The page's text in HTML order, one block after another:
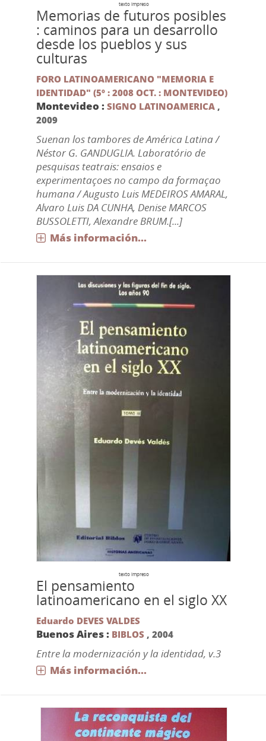
texto impreso
Memorias de futuros posibles
: caminos para un desarrollo
desde los pueblos y sus
culturas
FORO LATINOAMERICANO "MEMORIA E
IDENTIDAD" (5º : 2008 OCT. : MONTEVIDEO)
Montevideo : SIGNO LATINOAMERICA,
2009
Suenan los tambores de América Latina /
Néstor G. GANDUGLIA. Laboratório de
pesquisas teatrais: ensaios e
experimentaçoes no campo da formaçao
humana / Augusto Luis MEDEIROS AMARAL,
Alvaro Luis DA CUNHA, Denise MARCOS
BUSSOLETTI, Alexandre BRUM.[...]
Más información...
texto impreso
El pensamiento
latinoamericano en el siglo XX
Eduardo DEVES VALDES
Buenos Aires : BIBLOS , 2004
Entre la modernización y la identidad, v.3
Más información...